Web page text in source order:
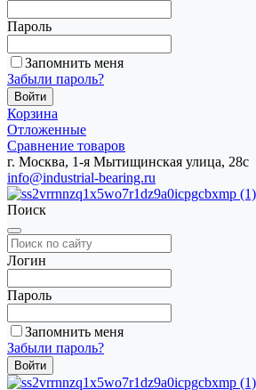
Пароль
Запомнить меня
Забыли пароль?
Корзина
Отложенные
Сравнение товаров
г. Москва, 1-я Мытищинская улица, 28с
info@industrial-bearing.ru
Поиск
Логин
Пароль
Запомнить меня
Забыли пароль?